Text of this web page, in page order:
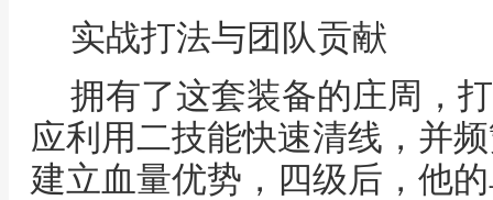
实战打法与团队贡献
拥有了这套装备的庄周，
应利用二技能快速清线，并
建立血量优势，四级后，他